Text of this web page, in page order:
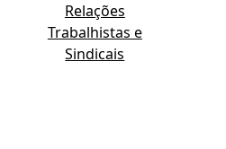
Relações
Trabalhistas e
Sindicais